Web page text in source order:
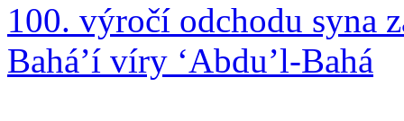
100. výročí odchodu syna
Bahá’í víry ‘Abdu’l-Bahá